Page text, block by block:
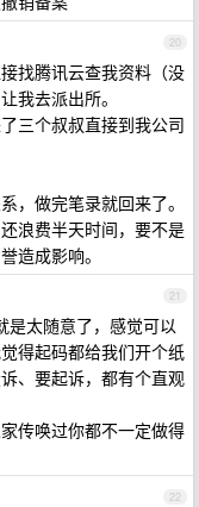
20
找腾讯云查我资料（没
我去派出所。
三个叔叔直接到我公司
，做完笔录就回来了。
浪费半天时间，要不是
造成影响。
21
是太随意了，感觉可以
得起码都给我们开个纸
、要起诉，都有个直观
传唤过你都不一定做得
22